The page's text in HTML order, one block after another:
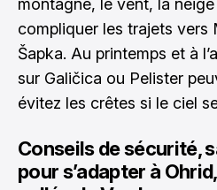
montagne, le vent, la
compliquer les trajets
Šapka. Au printemps et à
sur Galičica ou Pelister
évitez les crêtes si le ciel
Conseils de sécurité,
pour s’adapter à